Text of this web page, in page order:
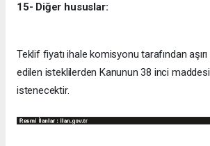
15- Diğer hususlar:
Teklif fiyatı ihale komisyonu tarafından
edilen isteklilerden Kanunun 38 inci
istenecektir.